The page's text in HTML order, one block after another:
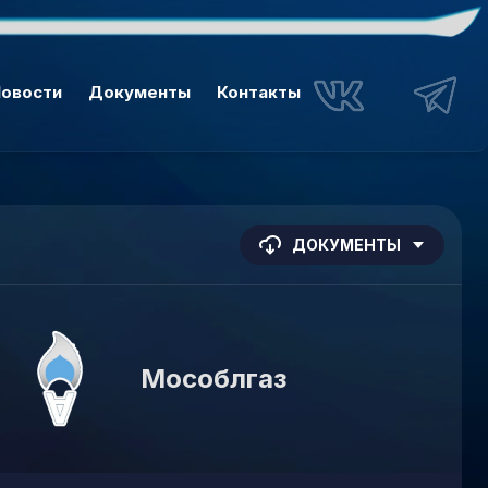
Документы Контакты
ДОКУМЕНТЫ
Мособлгаз